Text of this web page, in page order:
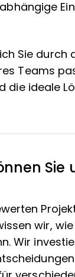
Sie
Teams
die ideale
Sie
wir,
Wir